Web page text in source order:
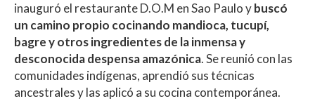
inauguró el restaurante D.O.M en Sao Paulo ybuscó
un camino propio cocinando mandioca, tucupí,
bagre y otros ingredientes de la inmensa y
desconocida despensa amazónica. Se reunió con las
comunidades indígenas, aprendió sus técnicas
ancestrales y las aplicó a su cocina contemporánea.